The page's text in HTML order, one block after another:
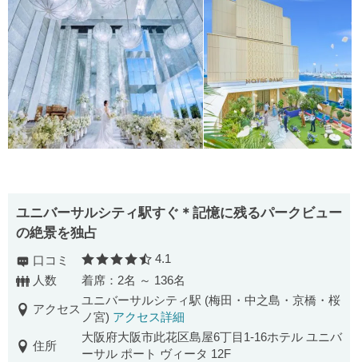
ユニバーサルシティ駅すぐ＊記憶に残るパークビュー
の絶景を独占
口コミ 口コミ評価
4.1
人数
着席：2名 ～ 136名
アクセス
ユニバーサルシティ駅 (梅田・中之島・京橋・桜
ノ宮) アクセス詳細
住所
大阪府大阪市此花区島屋6丁目1-16ホテル ユニバ
ーサル ポート ヴィータ 12F